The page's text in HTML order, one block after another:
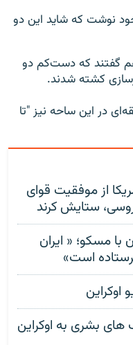
نوشت که شاید این دو
گفتند که دست‌کم دو
کشته شدند.
در این ساحه نیز "تا
از موفقیت قوای
ستایش کرند
با مسکو؛ « ایران
است»
اوکراین
های بشری به اوکراین